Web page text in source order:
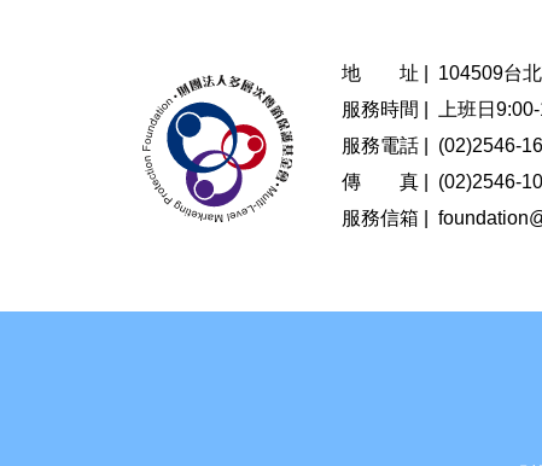
地 址 |
104509台
服務時間 |
上班日
服務電話 |
(02)2546-
傳 真 |
(02)2546-
服務信箱 |